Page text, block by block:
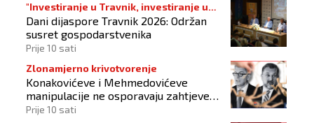
"Investiranje u Travnik, investiranje u
budućnost"
Dani dijaspore Travnik 2026: Održan
susret gospodarstvenika
Prije 10 sati
Zlonamjerno krivotvorenje
Konakovićeve i Mehmedovićeve
manipulacije ne osporavaju zahtjeve
Hrvata
Prije 10 sati